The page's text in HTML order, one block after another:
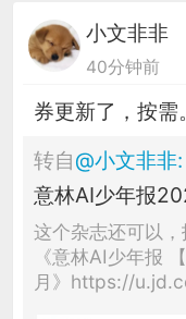
小文非非
40分钟前
券更新了，按需。
转自@小文非非:
意林AI少年报
这个杂志还可以
《意林AI少年报
月》https://